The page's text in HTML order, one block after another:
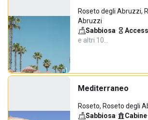
Roseto degli Abruzzi,
Abruzzi
Sabbiosa·
e altri 10…
Mediterraneo
Roseto, Roseto degli
Sabbiosa· Cabine·